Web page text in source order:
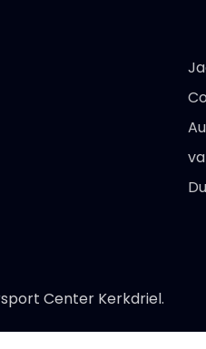
Center Kerkdriel.